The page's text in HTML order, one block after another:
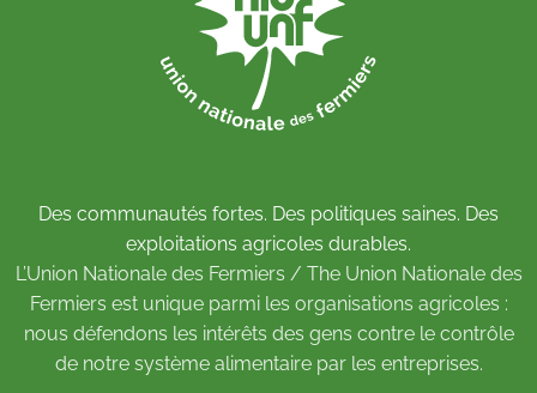
Des communautés fortes. Des politiques saines. Des
exploitations agricoles durables.
L’Union Nationale des Fermiers / The Union Nationale des
Fermiers est unique parmi les organisations agricoles :
nous défendons les intérêts des gens contre le contrôle
de notre système alimentaire par les entreprises.